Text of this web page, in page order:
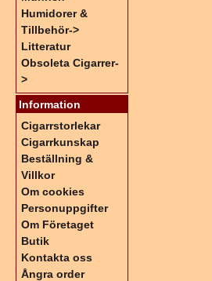
Humidorer &
Tillbehör->
Litteratur
Obsoleta Cigarrer-
>
Information
Cigarrstorlekar
Cigarrkunskap
Beställning &
Villkor
Om cookies
Personuppgifter
Om Företaget
Butik
Kontakta oss
Ångra order